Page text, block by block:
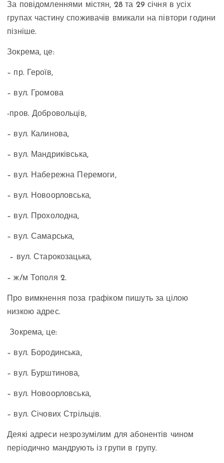
За повідомленнями містян, 28 та 29 січня в усіх
групах частину споживачів вмикали на півтори години
пізніше.
Зокрема, це:
– пр. Героїв,
– вул. Громова
-пров. Добровольців,
– вул. Калинова,
– вул. Мандриківська,
– вул. Набережна Перемоги,
– вул. Новоорловська,
– вул. Прохолодна,
– вул. Самарська,
– вул. Старокозацька,
– ж/м Тополя 2.
Про вимкнення поза графіком пишуть за цілою
низкою адрес.
Зокрема, це:
– вул. Бородинська,
– вул. Бурштинова,
– вул. Новоорловська,
– вул. Січових Стрільців.
Деякі адреси незрозумілим для абонентів чином
періодично мандрують із групи в групу.